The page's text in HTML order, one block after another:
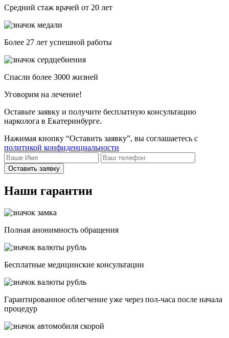
Средний стаж врачей от 20 лет
Более 27 лет успешной работы
Спасли более 3000 жизней
Уговорим на лечение!
Оставьте заявку и получите бесплатную консультацию
нарколога в Екатеринбурге.
Нажимая кнопку “Оставить заявку”, вы соглашаетесь с
политикой конфиденциальности
Оставить заявку
Наши гарантии
Полная анонимность обращения
Бесплатные медицинские консультации
Гарантированное облегчение уже через пол-часа после начала
процедур